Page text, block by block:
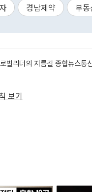
경남제약 부
벌리더의 지름길 종합뉴스
보기